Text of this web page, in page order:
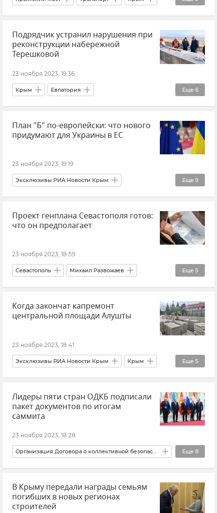
Логистика Керчь Тамань
Ситуация на дорогах Крыма
Краснодарский край
Подрядчик устранил нарушения при
реконструкции набережной
Терешковой
23 ноября 2023, 19:36
Еще 6
Крым Евпатория
Реконструкция набережной Терешковой в Евпатории
Набережная Терешковой Юрий Гоцанюк
Совет министров РК
Новости Крыма
План "Б" по-европейски: что нового
придумают для Украины в ЕС
23 ноября 2023, 19:19
Еще 9
Эксклюзивы РИА Новости Крым
Ростислав Ищенко Европейский Союз
Украина Мнения Политика
Великобритания
Проект генплана Севастополя готов:
что он предполагает
23 ноября 2023, 18:59
Еще 5
Севастополь Михаил Развожаев
Городская среда Новости Общество
Крым Новости Крыма
Когда закончат капремонт
центральной площади Алушты
23 ноября 2023, 18:41
Еще 5
Эксклюзивы РИА Новости Крым Крым
Алушта Галина Огнева
Благоустройство Городская среда
Новости Крыма
Лидеры пяти стран ОДКБ подписали
пакет документов по итогам
саммита
23 ноября 2023, 18:28
Еще 8
Организация Договора о коллективной безопасности (ОДКБ)
Россия Политика Новости СНГ
Безопасность Минск Казахстан
Белоруссия
В Крыму передали награды семьям
погибших в новых регионах
строителей